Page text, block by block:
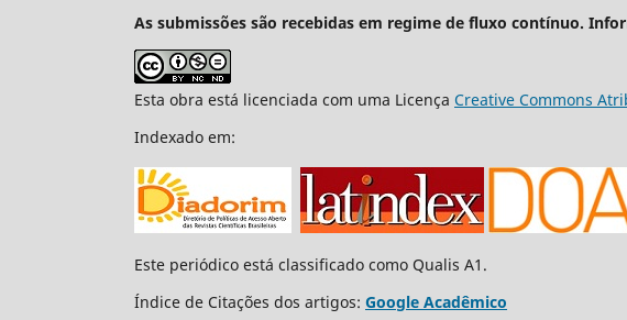
As submissões são recebidas em regime de fluxo contínuo.
Esta obra está licenciada com uma Licença Creative Commons
Indexado em:
Este periódico está classificado como Qualis A1.
Índice de Citações dos artigos: Google Acadêmico